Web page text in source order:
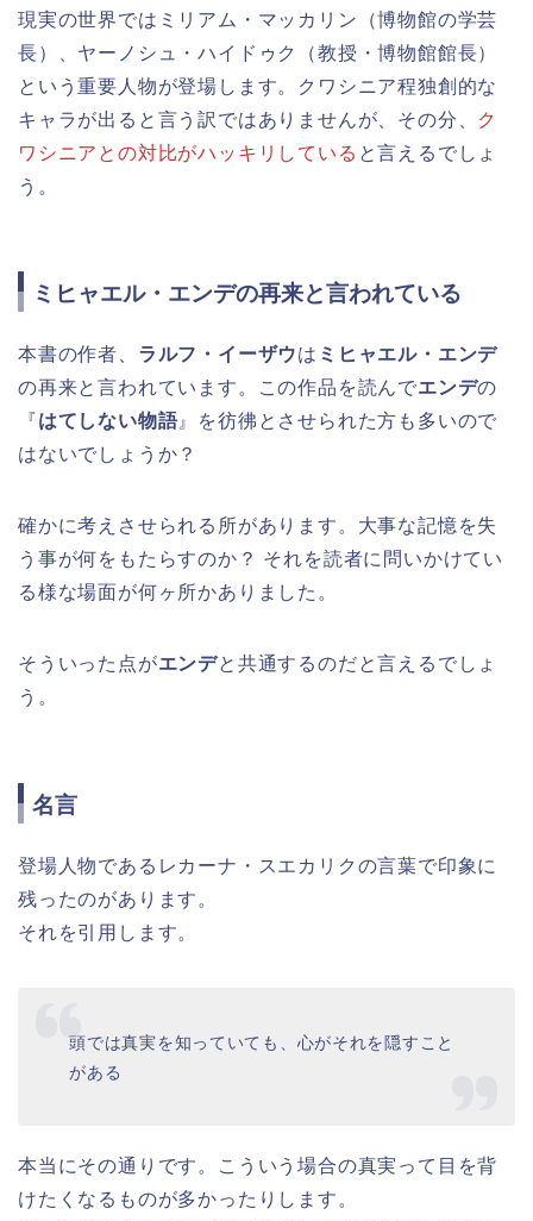
現実の世界ではミリアム・マッカリン（博物館の学芸
長）、ヤーノシュ・ハイドゥク（教授・博物館館長）
という重要人物が登場します。クワシニア程独創的な
キャラが出ると言う訳ではありませんが、その分、 ク
ワシニアとの対比がハッキリしている と言えるでしょ
う。
ミヒャエル・エンデの再来と言われている
本書の作者、 ラルフ・イーザウは ミヒャエル・エンデ
の再来と言われています。この作品を読んでエンデの
『はてしない物語』を彷彿とさせられた方も多いので
はないでしょうか？
確かに考えさせられる所があります。大事な記憶を失
う事が何をもたらすのか？ それを読者に問いかけてい
る様な場面が何ヶ所かありました。
そういった点がエンデと共通するのだと言えるでしょ
う。
名言
登場人物であるレカーナ・スエカリクの言葉で印象に
残ったのがあります。
それを引用します。
頭では真実を知っていても、心がそれを隠すこと
がある
本当にその通りです。こういう場合の真実って目を背
けたくなるものが多かったりします。